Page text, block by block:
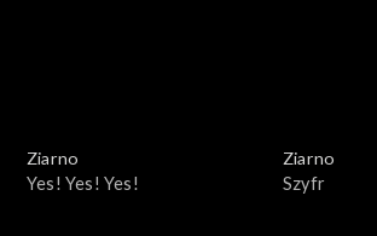
Ziarno
Yes! Yes! Yes!
Ziarno
Szyfr